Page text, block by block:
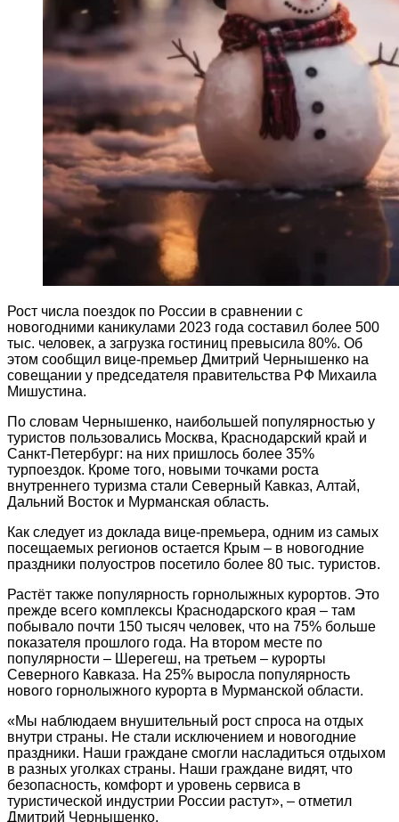
Рост числа поездок по России в сравнении с
новогодними каникулами 2023 года составил более 500
тыс. человек, а загрузка гостиниц превысила 80%. Об
этом сообщил вице-премьер Дмитрий Чернышенко на
совещании у председателя правительства РФ Михаила
Мишустина.
По словам Чернышенко, наибольшей популярностью у
туристов пользовались Москва, Краснодарский край и
Санкт-Петербург: на них пришлось более 35%
турпоездок. Кроме того, новыми точками роста
внутреннего туризма стали Северный Кавказ, Алтай,
Дальний Восток и Мурманская область.
Как следует из доклада вице-премьера, одним из самых
посещаемых регионов остается Крым – в новогодние
праздники полуостров посетило более 80 тыс. туристов.
Растёт также популярность горнолыжных курортов. Это
прежде всего комплексы Краснодарского края – там
побывало почти 150 тысяч человек, что на 75% больше
показателя прошлого года. На втором месте по
популярности – Шерегеш, на третьем – курорты
Северного Кавказа. На 25% выросла популярность
нового горнолыжного курорта в Мурманской области.
«Мы наблюдаем внушительный рост спроса на отдых
внутри страны. Не стали исключением и новогодние
праздники. Наши граждане смогли насладиться отдыхом
в разных уголках страны. Наши граждане видят, что
безопасность, комфорт и уровень сервиса в
туристической индустрии России растут», – отметил
Дмитрий Чернышенко.